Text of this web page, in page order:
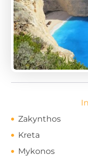
Zakynthos
Kreta
Mykonos